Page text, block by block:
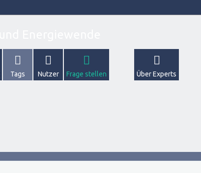
Tags Nutzer Frage stellen Über Experts